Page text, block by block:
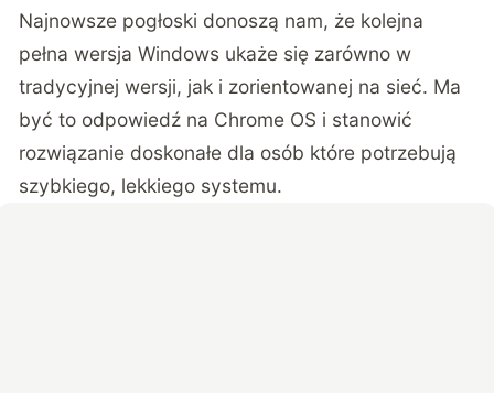
Najnowsze pogłoski donoszą nam, że kolejna
pełna wersja Windows ukaże się zarówno w
tradycyjnej wersji, jak i zorientowanej na sieć. Ma
być to odpowiedź na Chrome OS i stanowić
rozwiązanie doskonałe dla osób które potrzebują
szybkiego, lekkiego systemu.